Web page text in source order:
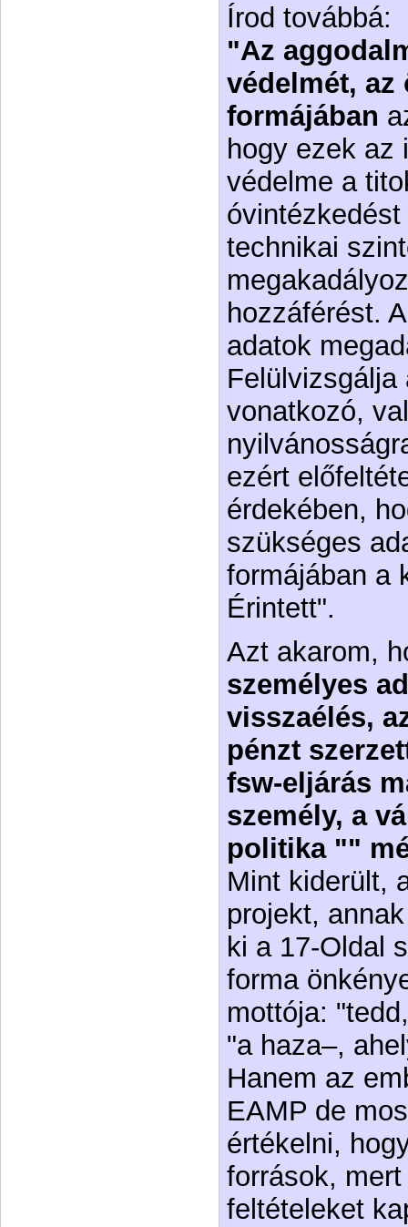
Írod továbbá:
"Az
védelmét, az
formájában
hogy ezek az
védelme a
technikai
hozzáférést.
adatok
Felülvizsgálja
vonatkozó,
ezért
érdekében,
szükséges
formájában a
Érintett".
Azt akarom,
személyes
visszaélés,
pénzt
fsw-eljárás
személy, a
politika ""
Mint kiderült,
projekt,
ki a 17-Oldal
forma
mottója:
"a haza–,
Hanem az
EAMP de
értékelni,
források,
feltételeket